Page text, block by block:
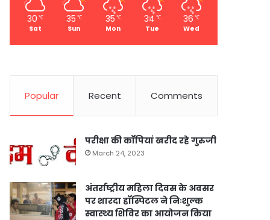
30 ℃
Sat
35 ℃
Sun
35 ℃
Mon
34 ℃
Tue
36 ℃
Wed
Popular Recent Comments
परीक्षा की कॉपियां खरीद रहे गुरुजी
March 24, 2023
अंतर्राष्ट्रीय महिला दिवस के अवसर
पर शारदा हॉस्पिटल ने निःशुल्क
स्वास्थ्य शिविर का आयोजन किया